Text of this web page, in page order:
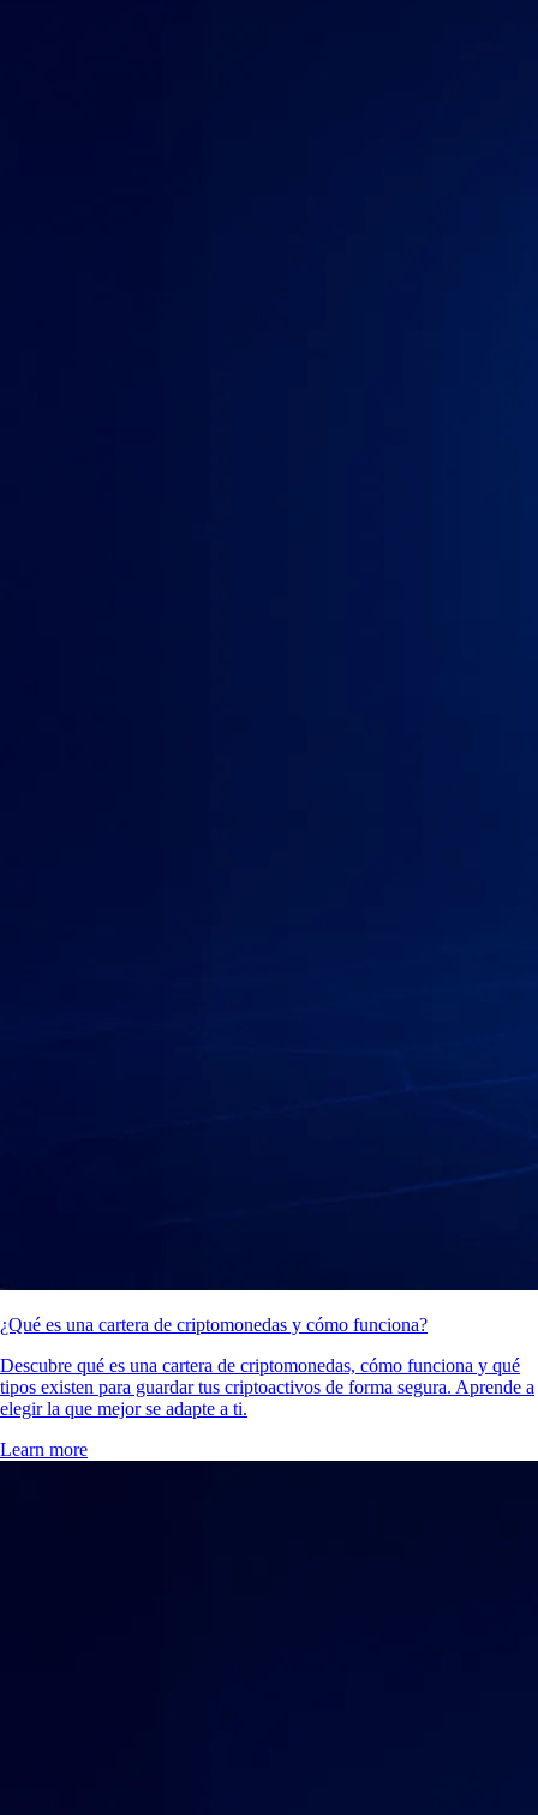
¿Qué es una cartera de criptomonedas y cómo funciona?
Descubre qué es una cartera de criptomonedas, cómo funciona y qué
tipos existen para guardar tus criptoactivos de forma segura. Aprende a
elegir la que mejor se adapte a ti.
Learn more